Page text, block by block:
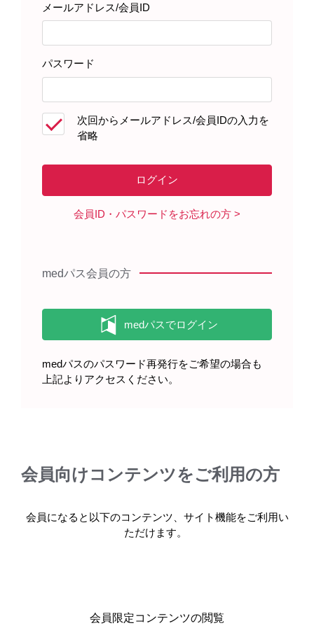
患者さんサポート資材
※在庫状況により、ご注文いただけない資材もございます
製品に関する資料
射用キット ラテックスフリー品用
〈6本収納可〉（2025年7月）
メールアドレス/会員ID
パスワード
次回からメールアドレス/会員IDの入力を
省略
会員ID・パスワードをお忘れの方
medパス会員の方
medパスのパスワード再発行をご希望の場合も
上記よりアクセスください。
会員向けコンテンツをご利用の方
会員になると以下のコンテンツ、サイト機能をご利用い
ただけます。
会員限定コンテンツの閲覧